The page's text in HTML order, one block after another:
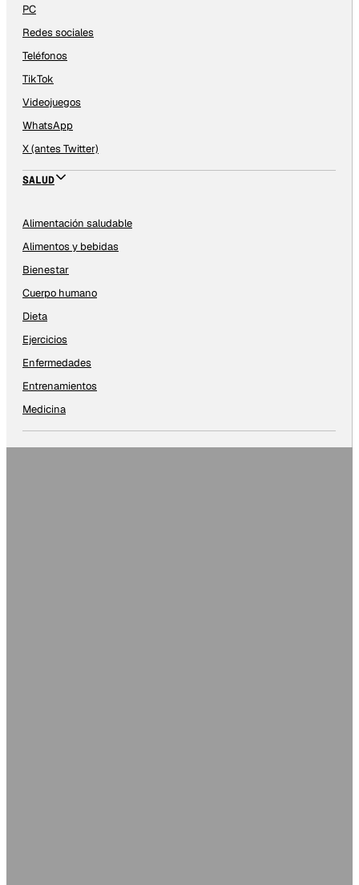
PC
Redes sociales
Teléfonos
TikTok
Videojuegos
WhatsApp
X (antes Twitter)
SALUD
Alimentación saludable
Alimentos y bebidas
Bienestar
Cuerpo humano
Dieta
Ejercicios
Enfermedades
Entrenamientos
Medicina